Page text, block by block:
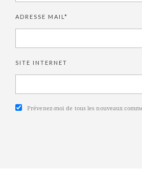
ADRESSE MAIL*
SITE INTERNET
Prévenez-moi de tous les nouveaux